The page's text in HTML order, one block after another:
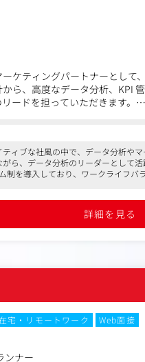
ケティングパートナーとして
ら、高度なデータ分析、KPI
ードを担っていただきます。
ツール（Adobe
認、およびDebug等。
パフォーマンスの定量的評価
びアドホックレポートの作成
ータベースからのデータ抽出、
Studio,Tableau等)の構築
ィブな社風の中で、データ分析や
ら、データ分析のリーダーとして
を導入しており、ワークライフバ
詳細を見る
宅・リモートワーク
Web面接
ンナー